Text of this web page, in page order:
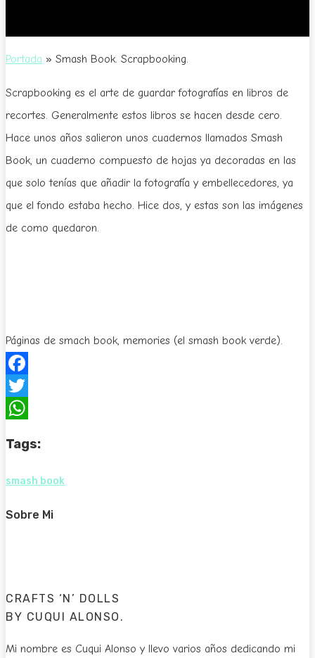
Portada » Smash Book. Scrapbooking.
Scrapbooking es el arte de guardar fotografías en libros de
recortes. Generalmente estos libros se hacen desde cero.
Hace unos años salieron unos cuadernos llamados Smash
Book, un cuaderno compuesto de hojas ya decoradas en las
que solo tenías que añadir la fotografía y embellecedores, ya
que el fondo estaba hecho. Hice dos, y estas son las imágenes
de como quedaron.
Páginas de smach book, memories (el smash book verde).
Facebook
Twitter
Tags:
smash book
Sobre Mi
CRAFTS ‘N’ DOLLS
BY CUQUI ALONSO.
Mi nombre es Cuqui Alonso y llevo varios años dedicando mi